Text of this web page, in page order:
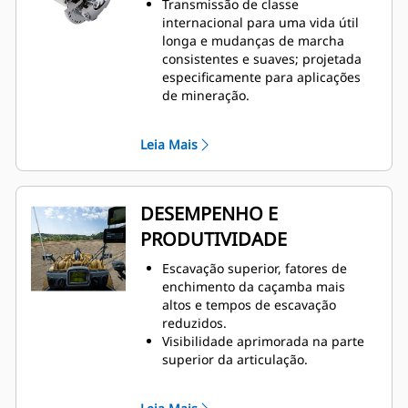
controle aprimorados.
A construção durável resiste às
mais difíceis condições de
carregamento e múltiplos ciclos de
vida.
Transmissão de classe
internacional para uma vida útil
longa e mudanças de marcha
consistentes e suaves; projetada
especificamente para aplicações
de mineração.
de Produtividade (APECS,
Advanced Productivity Electronic
Control Strategy) para excelente
impulso em terrenos inclinados.
O sistema hidráulico de Controle
de Fluxo Positivo (PFC, Positive Flow
Control) aumenta a eficiência, a
sensibilidade da caçamba e a
capacidade de resposta com
desempenho consistente.
Sistema de filtragem avançado
prolonga o desempenho e a
confiabilidade do sistema
Leia Mais
DESEMPENHO E
PRODUTIVIDADE
Escavação superior, fatores de
enchimento da caçamba mais
altos e tempos de escavação
reduzidos.
Visibilidade aprimorada na parte
superior da articulação.